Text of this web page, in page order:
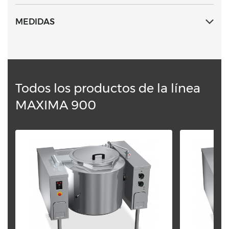
anterior. La estructura portante es de acero inoxidable
espesor 30/10.
MEDIDAS
Todos los productos de la línea
MAXIMA 900